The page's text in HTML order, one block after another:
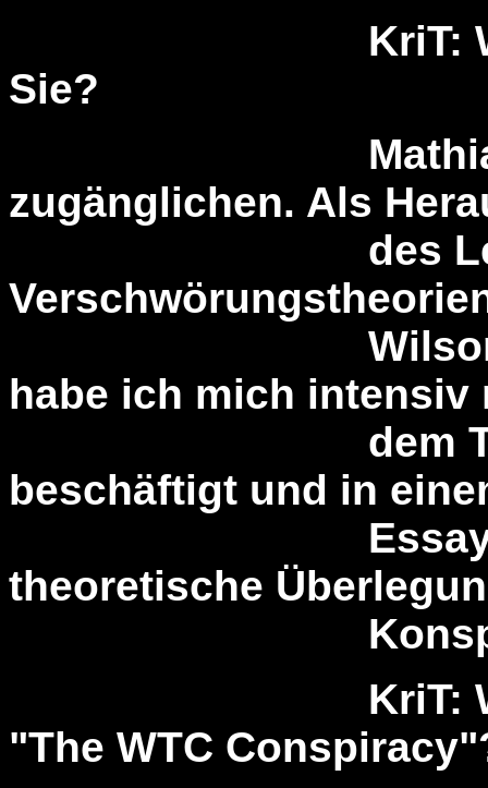
KriT: Welche
Sie?
Mathias
zugänglichen. Als
des
Wilson
habe ich mich intensiv
dem Thema
beschäftigt und in
Essay dazu
theoretische
KriT: Wie ist
"The WTC